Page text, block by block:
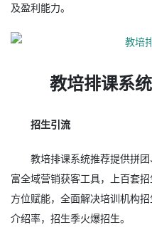
及盈利能力。
教培排课系
招生引流
教培排课系统推荐提供拼
富全域营销获客工具，上百套
方位赋能，全面解决培训机构
介绍率，招生季火爆招生。